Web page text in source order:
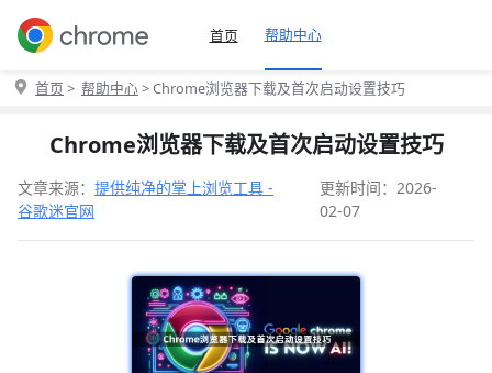
首页 帮助中心
首页 > 帮助中心> Chrome浏览器下载及首次启动设置技巧
Chrome浏览器下载及首次启动设置技巧
文章来源： 提供纯净的掌上浏览工具 -
谷歌迷官网
更新时间：2026-
02-07